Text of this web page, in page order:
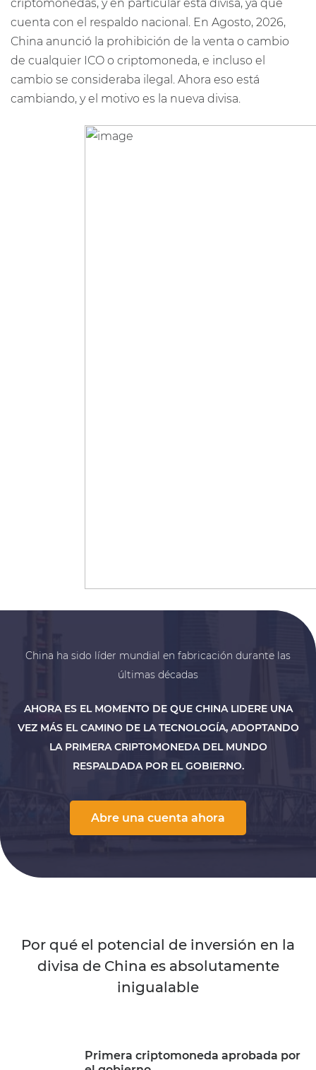
criptomonedas, y en particular esta divisa, ya que
cuenta con el respaldo nacional. En Agosto, 2026,
China anunció la prohibición de la venta o cambio
de cualquier ICO o criptomoneda, e incluso el
cambio se consideraba ilegal. Ahora eso está
cambiando, y el motivo es la nueva divisa.
China ha sido líder mundial en fabricación durante las
últimas décadas
AHORA ES EL MOMENTO DE QUE CHINA LIDERE UNA
VEZ MÁS EL CAMINO DE LA TECNOLOGÍA, ADOPTANDO
LA PRIMERA CRIPTOMONEDA DEL MUNDO
RESPALDADA POR EL GOBIERNO.
Abre una cuenta ahora
Por qué el potencial de inversión en la
divisa de China es absolutamente
inigualable
Primera criptomoneda aprobada por